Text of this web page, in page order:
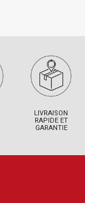
LIVRAISON
RAPIDE ET
GARANTIE